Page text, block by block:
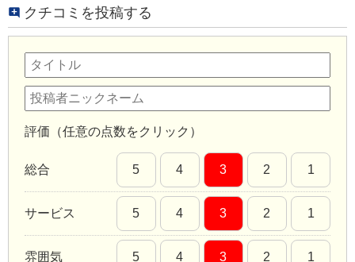
クチコミを投稿する
評価（任意の点数をクリック）
総合 5 4 3 2 1
サービス 5 4 3 2 1
雰囲気 5 4 3 2 1